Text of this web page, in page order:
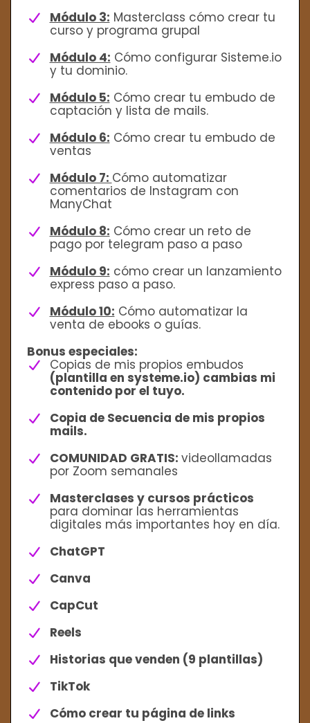
Módulo 3: Masterclass cómo crear tu
curso y programa grupal
Módulo 4: Cómo configurar Sisteme.io
y tu dominio.
Módulo 5: Cómo crear tu embudo de
captación y lista de mails.
Módulo 6: Cómo crear tu embudo de
ventas
Módulo 7: Cómo automatizar
comentarios de Instagram con
ManyChat
Módulo 8: Cómo crear un reto de
pago por telegram paso a paso
Módulo 9: cómo crear un lanzamiento
express paso a paso.
Módulo 10: Cómo automatizar la
venta de ebooks o guías.
Bonus especiales:
Copias de mis propios embudos
(plantilla en systeme.io) cambias mi
contenido por el tuyo.
Copia de Secuencia de mis propios
mails.
COMUNIDAD GRATIS: videollamadas
por Zoom semanales
Masterclases y cursos prácticos
para dominar las herramientas
digitales más importantes hoy en día.
ChatGPT
Canva
CapCut
Reels
Historias que venden (9 plantillas)
TikTok
Cómo crear tu página de links